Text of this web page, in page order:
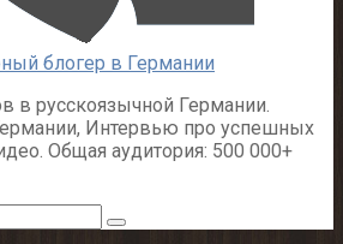
блогер в Германии
в русскоязычной Германии.
Интервью про успешных
Общая аудитория: 500 000+